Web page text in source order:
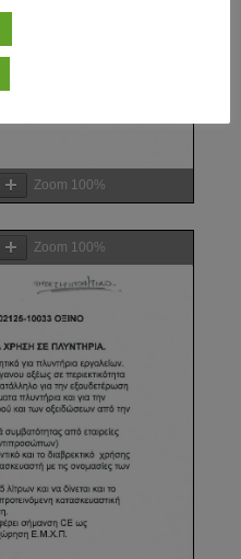
Zoom 100%
Zoom 100%